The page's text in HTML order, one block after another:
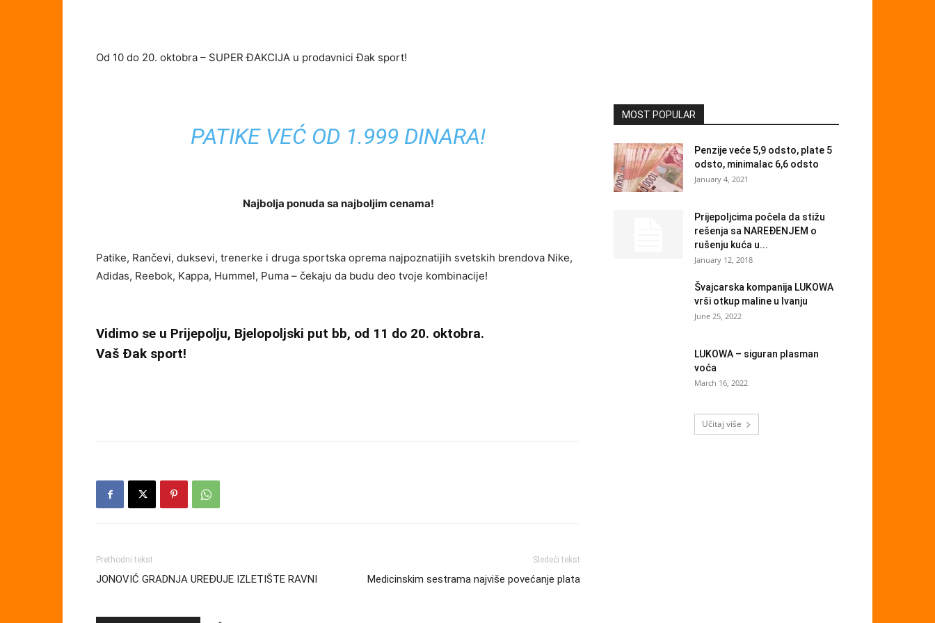
Od 10 do 20. oktobra – SUPER ĐAKCIJA u prodavnici Đak sport!
PATIKE VEĆ OD 1.999 DINARA!
Najbolja ponuda sa najboljim cenama!
Patike, Rančevi, duksevi, trenerke i druga sportska oprema najpoznatijih svetskih brendova Nike,
Adidas, Reebok, Kappa, Hummel, Puma – čekaju da budu deo tvoje kombinacije!
Vidimo se u Prijepolju, Bjelopoljski put bb, od 11 do 20. oktobra.
Vaš Đak sport!
Prethodni tekst
JONOVIĆ GRADNJA UREĐUJE IZLETIŠTE RAVNI
Sledeći tekst
Medicinskim sestrama najviše povećanje plata
MOST POPULAR
Penzije veće 5,9 odsto, plate 5
odsto, minimalac 6,6 odsto
January 4, 2021
Prijepoljcima počela da stižu
rešenja sa NAREĐENJEM o
rušenju kuća u...
January 12, 2018
Švajcarska kompanija LUKOWA
vrši otkup maline u Ivanju
June 25, 2022
LUKOWA – siguran plasman
voća
March 16, 2022
Učitaj više